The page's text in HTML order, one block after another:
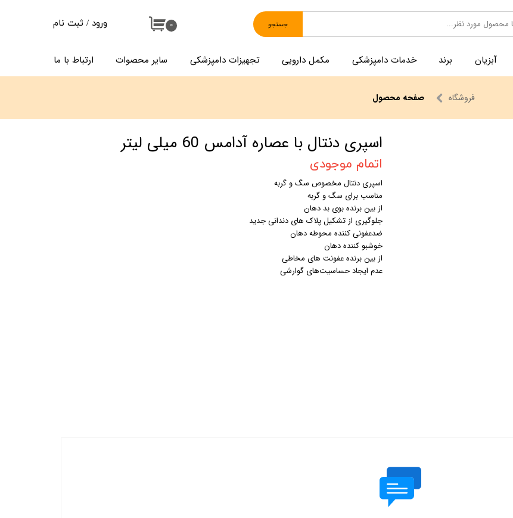
آبزیان برند خدمات دامپزشکی مکمل دارویی تجهیزات دامپزشکی سایر محصوات ارتباط با ما
۰ جستجو ورود / ثبت نام
تغییر گذر واژه
فروشگاه صفحه محصول
اسپری دنتال با عصاره آدامس 60 میلی لیتر
اتمام موجودی
اسپری دنتال مخصوص سگ و گربه
مناسب برای سگ و گربه
از بین برنده بوی بد دهان
جلوگیری از تشکیل پلاک های دندانی جدید
ضدعفونی کننده محوطه دهان
خوشبو کننده دهان
از بین برنده عفونت های مخاطی
عدم ایجاد حساسیت‌های گوارشی